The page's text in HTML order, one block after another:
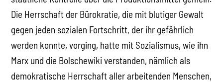
Die Herrschaft der Bürokratie, die mit blutiger Gewalt
gegen jeden sozialen Fortschritt, der ihr gefährlich
werden konnte, vorging, hatte mit Sozialismus, wie ihn
Marx und die Bolschewiki verstanden, nämlich als
demokratische Herrschaft aller arbeitenden Menschen,